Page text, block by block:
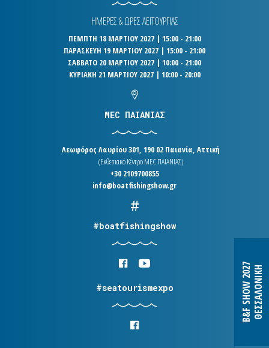
B&F SHOW 2027ΘΕΣΣΑΛΟΝΙΚΗ
ΗΜΕΡΕΣ & ΩΡΕΣ ΛΕΙΤΟΥΡΓΙΑΣ
ΠΕΜΠΤΗ 18 ΜΑΡΤΙΟΥ 2027 | 15:00 - 21:00
ΠΑΡΑΣΚΕΥΗ 19 ΜΑΡΤΙΟΥ 2027 | 15:00 - 21:00
ΣΑΒΒΑΤΟ 20 ΜΑΡΤΙΟΥ 2027 | 10:00 - 21:00
ΚΥΡΙΑΚΗ 21 ΜΑΡΤΙΟΥ 2027 | 10:00 - 20:00
MEC ΠΑΙΑΝΙΑΣ
Λεωφόρος Λαυρίου 301, 190 02 Παιανία, Αττική
(Εκθεσιακό Κέντρο MEC ΠΑΙΑΝΙΑΣ)
+30 2109700855
info@boatfishingshow.gr
#boatfishingshow
#seatourismexpo